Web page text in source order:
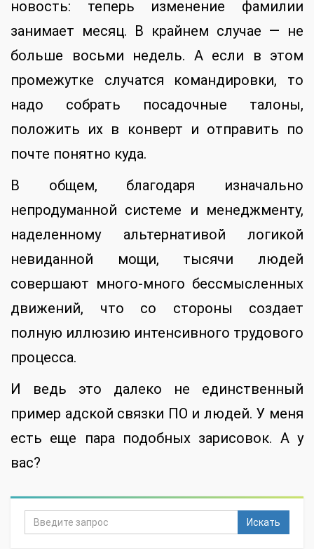
новость: теперь изменение фамилии
занимает месяц. В крайнем случае — не
больше восьми недель. А если в этом
промежутке случатся командировки, то
надо собрать посадочные талоны,
положить их в конверт и отправить по
почте понятно куда.
В общем, благодаря изначально
непродуманной системе и менеджменту,
наделенному альтернативой логикой
невиданной мощи, тысячи людей
совершают много-много бессмысленных
движений, что со стороны создает
полную иллюзию интенсивного трудового
процесса.
И ведь это далеко не единственный
пример адской связки ПО и людей. У меня
есть еще пара подобных зарисовок. А у
вас?
Искать